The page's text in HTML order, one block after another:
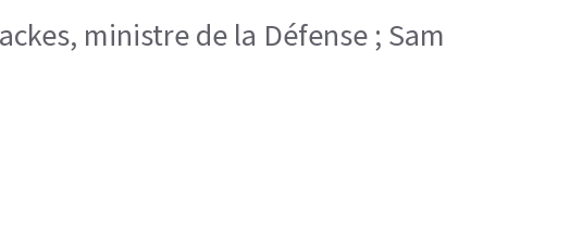
ministre de la Défense ; Sam